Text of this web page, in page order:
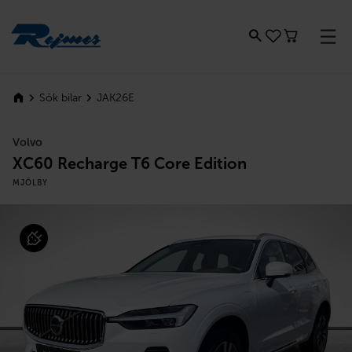
Sök bilar JAK26E
Volvo
XC60 Recharge T6 Core Edition
MJÖLBY